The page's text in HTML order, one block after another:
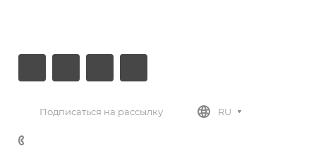
Подписаться на рассылку RU